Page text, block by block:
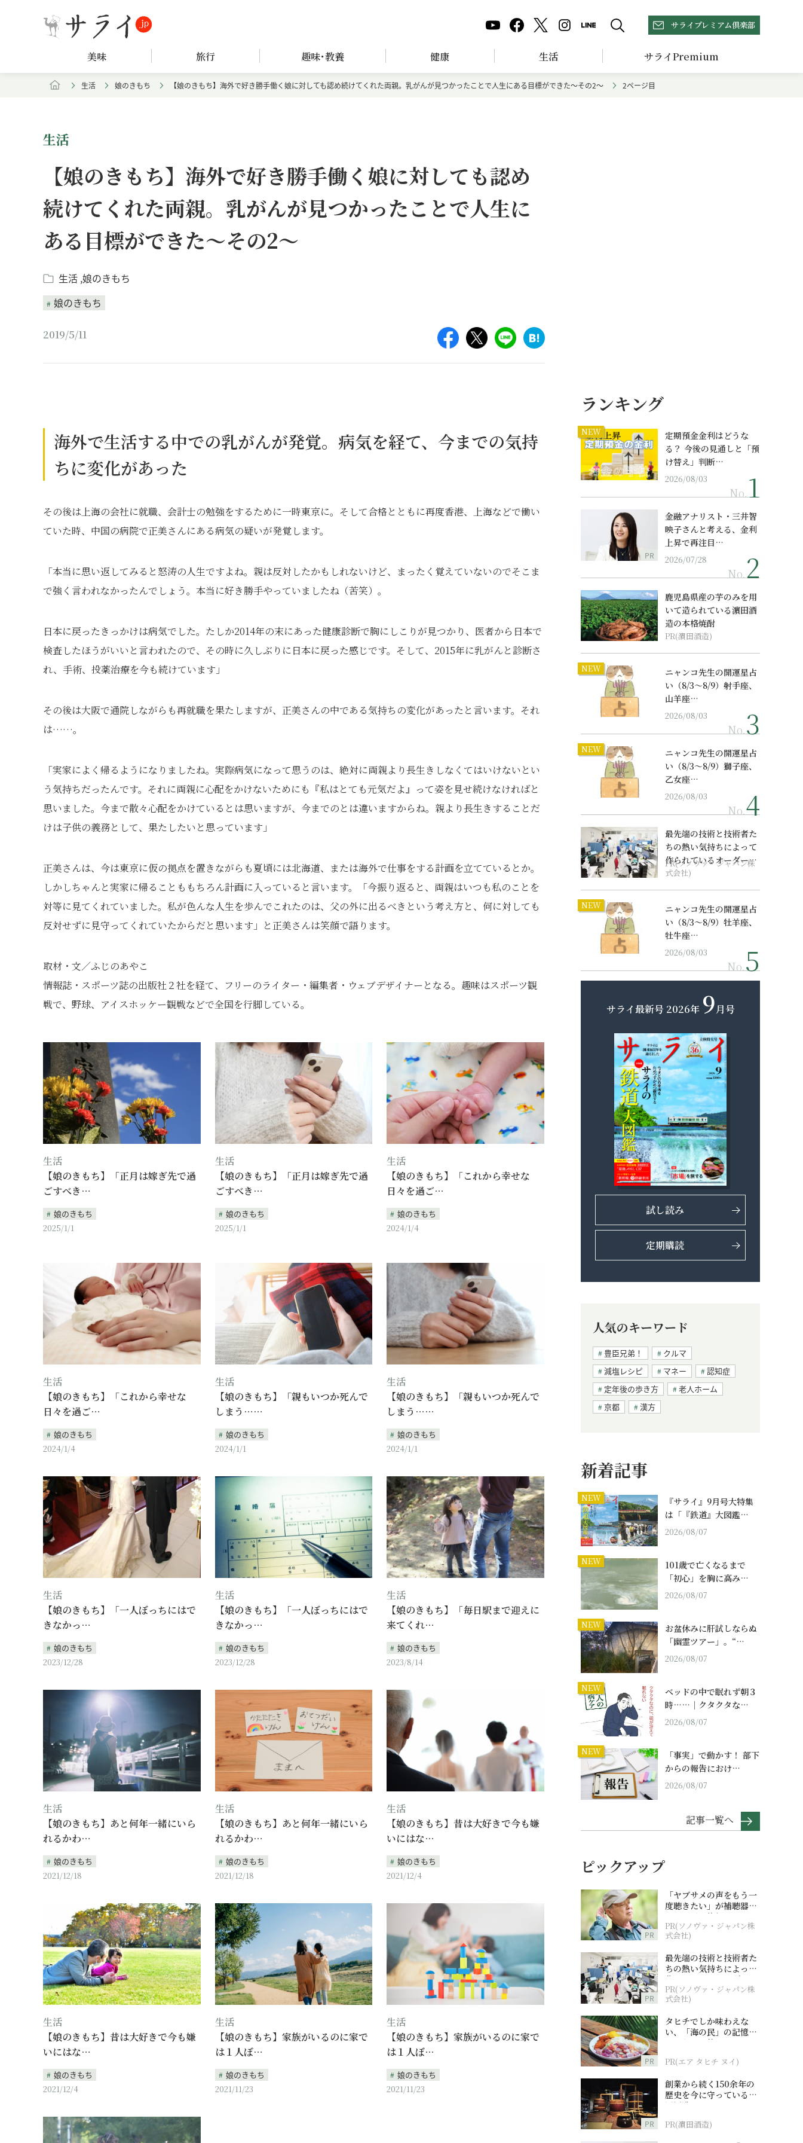
サライプレミアム倶楽部
美味 旅行 趣味･教養 健康 生活 サライPremium
生活 娘のきもち 【娘のきもち】海外で好き勝手働く娘に対しても認め続けてくれた両親。乳がんが見つかったことで人生にある目標ができた～その2～ 2ページ目
生活
【娘のきもち】海外で好き勝手働く娘に対しても認め
続けてくれた両親。乳がんが見つかったことで人生に
ある目標ができた～その2～
生活 娘のきもち
娘のきもち
2019/5/11
海外で生活する中での乳がんが発覚。病気を経て、今までの気持
ちに変化があった
その後は上海の会社に就職、会計士の勉強をするために一時東京に。そして合格とともに再度香港、上海などで働い
ていた時、中国の病院で正美さんにある病気の疑いが発覚します。
「本当に思い返してみると怒涛の人生ですよね。親は反対したかもしれないけど、まったく覚えていないのでそこま
で強く言われなかったんでしょう。本当に好き勝手やっていましたね（苦笑）。
日本に戻ったきっかけは病気でした。たしか2014年の末にあった健康診断で胸にしこりが見つかり、医者から日本で
検査したほうがいいと言われたので、その時に久しぶりに日本に戻った感じです。そして、2015年に乳がんと診断さ
れ、手術、投薬治療を今も続けています」
その後は大阪で通院しながらも再就職を果たしますが、正美さんの中である気持ちの変化があったと言います。それ
は……。
「実家によく帰るようになりましたね。実際病気になって思うのは、絶対に両親より長生きしなくてはいけないとい
う気持ちだったんです。それに両親に心配をかけないためにも『私はとても元気だよ』って姿を見せ続けなければと
思いました。今まで散々心配をかけているとは思いますが、今までのとは違いますからね。親より長生きすることだ
けは子供の義務として、果たしたいと思っています」
正美さんは、今は東京に仮の拠点を置きながらも夏頃には北海道、または海外で仕事をする計画を立てているとか。
しかしちゃんと実家に帰ることももちろん計画に入っていると言います。「今振り返ると、両親はいつも私のことを
対等に見てくれていました。私が色んな人生を歩んでこれたのは、父の外に出るべきという考え方と、何に対しても
反対せずに見守ってくれていたからだと思います」と正美さんは笑顔で語ります。
取材・文／ふじのあやこ
情報誌・スポーツ誌の出版社２社を経て、フリーのライター・編集者・ウェブデザイナーとなる。趣味はスポーツ観
戦で、野球、アイスホッケー観戦などで全国を行脚している。
生活
【娘のきもち】「正月は嫁ぎ先で過
ごすべき…
娘のきもち
2025/1/1
生活
【娘のきもち】「正月は嫁ぎ先で過
ごすべき…
娘のきもち
2025/1/1
生活
【娘のきもち】「これから幸せな
日々を過ご…
娘のきもち
2024/1/4
生活
【娘のきもち】「これから幸せな
日々を過ご…
娘のきもち
2024/1/4
生活
【娘のきもち】「親もいつか死んで
しまう……
娘のきもち
2024/1/1
生活
【娘のきもち】「親もいつか死んで
しまう……
娘のきもち
2024/1/1
生活
【娘のきもち】「一人ぼっちにはで
きなかっ…
娘のきもち
2023/12/28
生活
【娘のきもち】「一人ぼっちにはで
きなかっ…
娘のきもち
2023/12/28
生活
【娘のきもち】「毎日駅まで迎えに
来てくれ…
娘のきもち
2023/8/14
生活
【娘のきもち】あと何年一緒にいら
れるかわ…
娘のきもち
2021/12/18
生活
【娘のきもち】あと何年一緒にいら
れるかわ…
娘のきもち
2021/12/18
生活
【娘のきもち】昔は大好きで今も嫌
いにはな…
娘のきもち
2021/12/4
生活
【娘のきもち】昔は大好きで今も嫌
いにはな…
娘のきもち
2021/12/4
生活
【娘のきもち】家族がいるのに家で
は１人ぼ…
娘のきもち
2021/11/23
生活
【娘のきもち】家族がいるのに家で
は１人ぼ…
娘のきもち
2021/11/23
ランキング
NEW
定期預金金利はどうな
る？ 今後の見通しと「預
け替え」判断…
2026/08/03
No.
PR
金融アナリスト・三井智
映子さんと考える、金利
上昇で再注目…
2026/07/28
No.
鹿児島県産の芋のみを用
いて造られている濵田酒
造の本格焼酎
PR(濵田酒造)
NEW
ニャンコ先生の開運星占
い（8/3～8/9）射手座、
山羊座…
2026/08/03
No.
NEW
ニャンコ先生の開運星占
い（8/3～8/9）獅子座、
乙女座…
2026/08/03
No.
最先端の技術と技術者た
ちの熱い気持ちによって
作られているオーダーメ
イド補聴器
PR(ソノヴァ・ジャパン株
式会社)
NEW
ニャンコ先生の開運星占
い（8/3～8/9）牡羊座、
牡牛座…
2026/08/03
No.
サライ最新号 2026年 9月号
試し読み
定期購読
人気のキーワード
豊臣兄弟！
クルマ
減塩レシピ
マネー
認知症
定年後の歩き方
老人ホーム
京都
漢方
新着記事
NEW
『サライ』9月号大特集
は「『鉄道』大図鑑…
2026/08/07
NEW
101歳で亡くなるまで
「初心」を胸に高み…
2026/08/07
NEW
お盆休みに肝試しならぬ
「幽霊ツアー」。“…
2026/08/07
NEW
ベッドの中で眠れず朝３
時……｜クタクタな…
2026/08/07
NEW
「事実」で動かす！ 部下
からの報告におけ…
2026/08/07
記事一覧へ
ピックアップ
PR
「ヤブサメの声をもう一
度聴きたい」が補聴器チ
ャレンジの後押しに
PR(ソノヴァ・ジャパン株
式会社)
PR
最先端の技術と技術者た
ちの熱い気持ちによって
作られているオーダーメ
イド補聴器
PR(ソノヴァ・ジャパン株
式会社)
PR
タヒチでしか味わえな
い、「海の民」の記憶へ
とつながる旅
PR(エア タヒチ ヌイ)
PR
創業から続く150余年の
歴史を今に守っている濵
田酒造
PR(濵田酒造)